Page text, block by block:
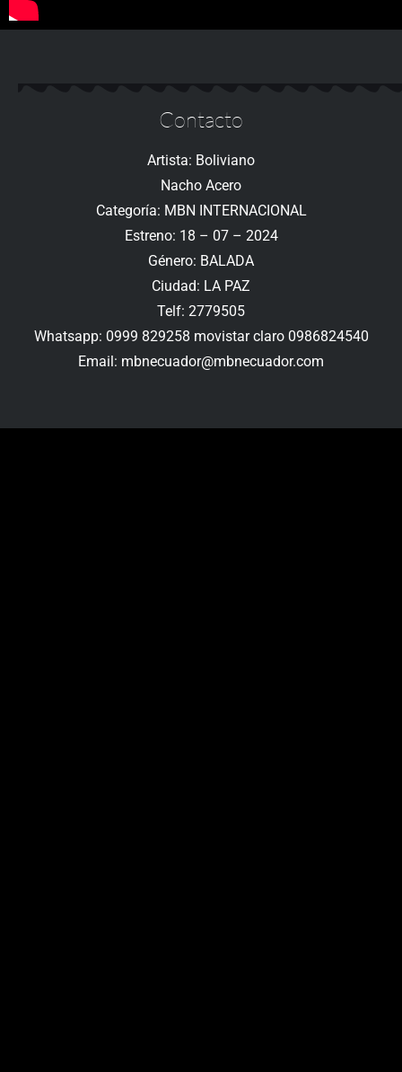
Contacto
Artista: Boliviano
Nacho Acero
Categoría: MBN INTERNACIONAL
Estreno: 18 – 07 – 2024
Género: BALADA
Ciudad: LA PAZ
Telf: 2779505
Whatsapp: 0999 829258 movistar claro 0986824540
Email: mbnecuador@mbnecuador.com